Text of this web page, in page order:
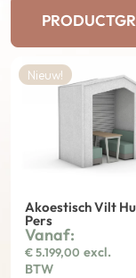
Nieuw!
Akoestisch Vilt
Pers
Vanaf:
€5.199,00 excl.
BTW